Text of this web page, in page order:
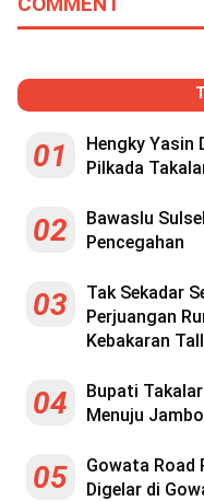
01
Hengky Yasin
Pilkada
02
Bawaslu
Pencegahan
03
Tak Sekadar
Perjuangan
Kebakaran
04
Bupati
Menuju
05
Gowata Road
Digelar di